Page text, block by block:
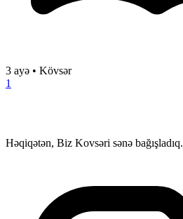
3 ayə • Kövsər
1
Həqiqətən, Biz Kovsəri sənə bağışladıq.